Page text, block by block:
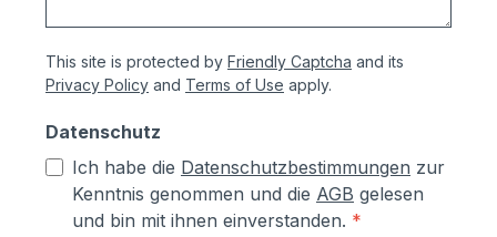
chromatiert- Zusätzlich erhalten alle
Aluminium- und Stahlteile, Ausnahme
lösungsmittelfreie Pulverlackierung (z.T.
auch Kunststoffbeschichtung genannt) mit
Polyesterpulver in Fassadenqualität, dies
garantiert UV- und Wetterbeständigkeit-
This site is protected by Friendly Captcha and its
Privacy Policy and Terms of Use apply.
Datenschutz
Ich habe die Datenschutzbestimmungen zur
Kenntnis genommen und die AGB gelesen
und bin mit ihnen einverstanden. *